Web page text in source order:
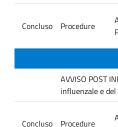
Concluso Procedure
AVVISO POST
influenzale e
Concluso Procedure